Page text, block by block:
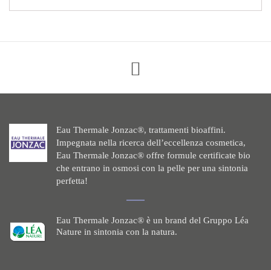
Eau Thermale Jonzac®, trattamenti bioaffini.
Impegnata nella ricerca dell’eccellenza cosmetica,
Eau Thermale Jonzac® offre formule certificate bio
che entrano in osmosi con la pelle per una sintonia
perfetta!
Eau Thermale Jonzac® è un brand del Gruppo Léa
Nature in sintonia con la natura.